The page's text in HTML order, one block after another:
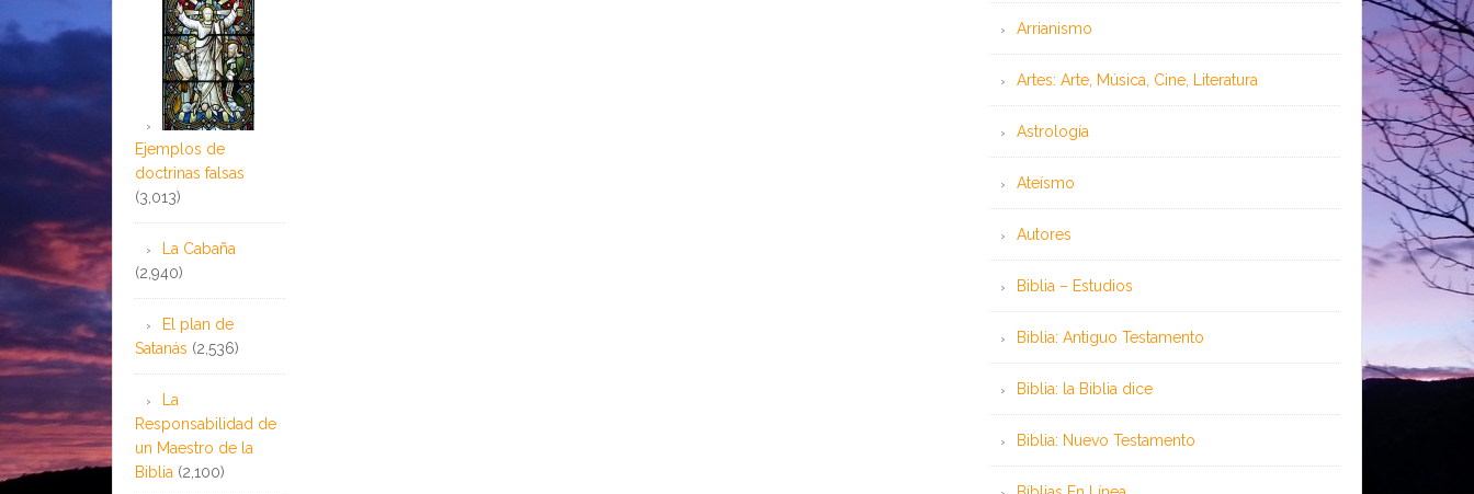
Arrianismo
Artes: Arte, Música, Cine, Literatura
Astrología
Ateísmo
Autores
Biblia – Estudios
Biblia: Antiguo Testamento
Biblia: la Biblia dice
Biblia: Nuevo Testamento
Ejemplos de
doctrinas falsas
(3,013)
La Cabaña
(2,940)
El plan de
Satanás (2,536)
La
Responsabilidad de
un Maestro de la
Biblia (2,100)